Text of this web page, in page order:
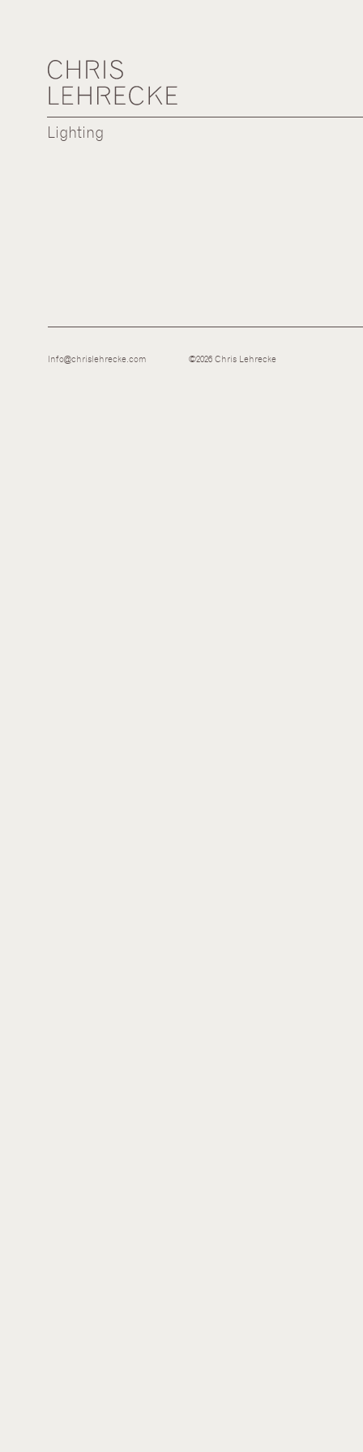
Lighting
Info@chrislehrecke.com ©2026 Chris Lehrecke